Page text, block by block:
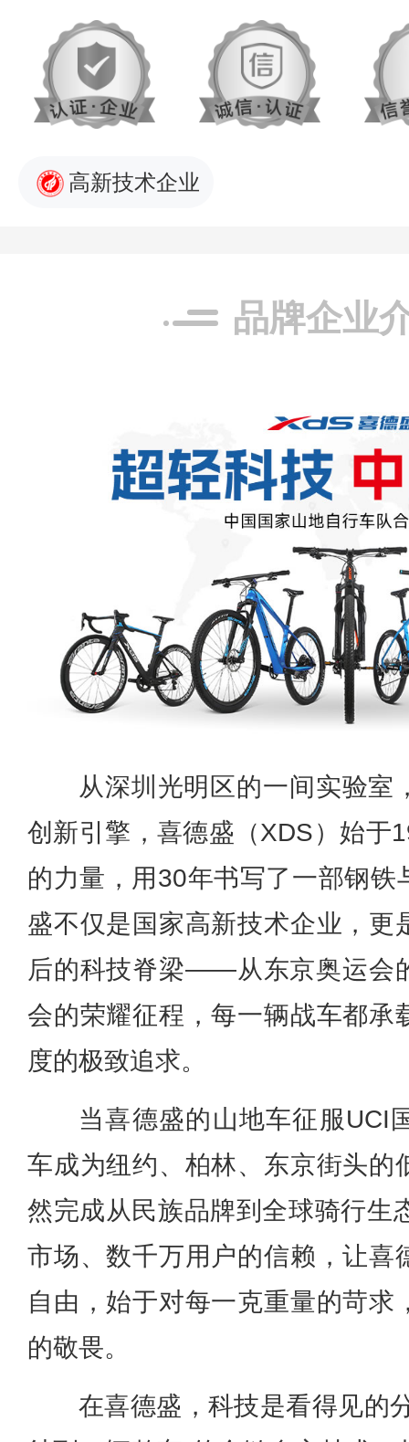
高新技术企业
品牌企业
从深圳光明区的一间实验室
创新引擎，喜德盛（XDS）始于
的力量，用30年书写了一部钢铁
盛不仅是国家高新技术企业，更
后的科技脊梁——从东京奥运会
会的荣耀征程，每一辆战车都承
度的极致追求。
当喜德盛的山地车征服UCI
车成为纽约、柏林、东京街头的
然完成从民族品牌到全球骑行生
市场、数千万用户的信赖，让喜
自由，始于对每一克重量的苛求
的敬畏。
在喜德盛，科技是看得见的